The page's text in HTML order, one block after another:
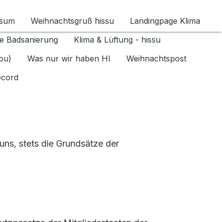
Datenschutz 1.6.2026 umschalten
Weihnachtsgruß hissu
Landingpage Klima
Badsanierung
Klima & Lüftung - hissu
Was nur wir haben HI
Weihnachtspost
stets die Grundsätze der